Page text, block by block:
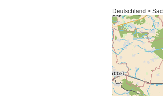
Deutschland >